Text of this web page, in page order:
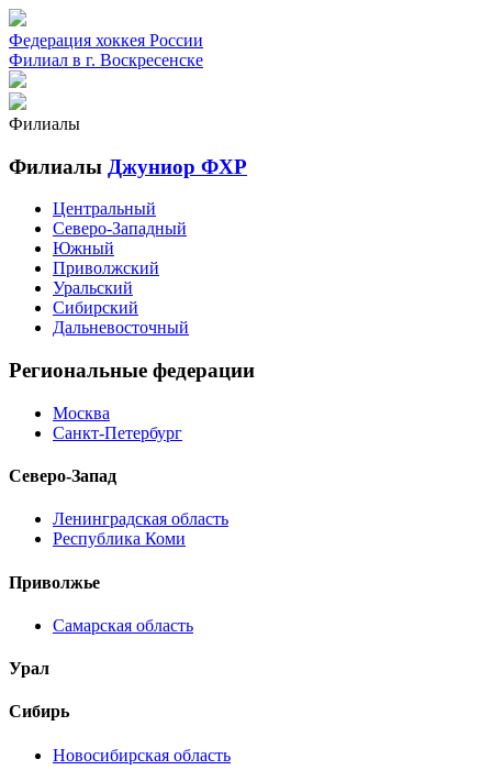
Федерация хоккея России
Филиал в г. Воскресенске
Филиалы
Филиалы Джуниор ФХР
Центральный
Северо-Западный
Южный
Приволжский
Уральский
Сибирский
Дальневосточный
Региональные федерации
Москва
Санкт-Петербург
Северо-Запад
Ленинградская область
Республика Коми
Приволжье
Самарская область
Урал
Сибирь
Новосибирская область